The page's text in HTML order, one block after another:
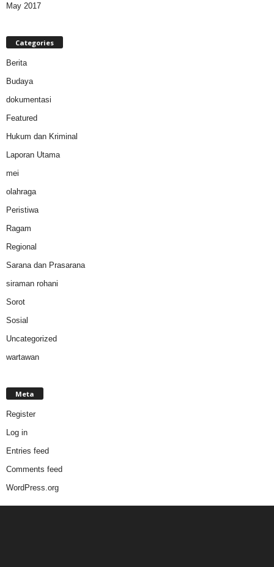
May 2017
Categories
Berita
Budaya
dokumentasi
Featured
Hukum dan Kriminal
Laporan Utama
mei
olahraga
Peristiwa
Ragam
Regional
Sarana dan Prasarana
siraman rohani
Sorot
Sosial
Uncategorized
wartawan
Meta
Register
Log in
Entries feed
Comments feed
WordPress.org